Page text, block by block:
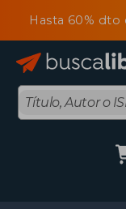
Hasta 60%